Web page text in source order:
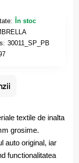
În stoc
30011_SP_PB
textile de inalta
grosime.
auto original, iar
functionalitatea